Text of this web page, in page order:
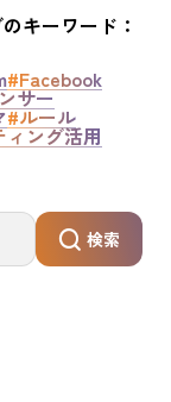
キーワード：
#Facebook
サー
#ルール
ング活用
検索